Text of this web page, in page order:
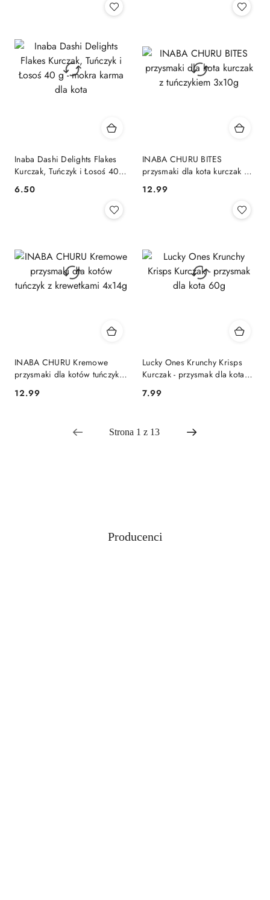
Inaba Dashi Delights Flakes
Kurczak, Tuńczyk i Łosoś 40 g
Cena:
6.50
INABA CHURU BITES
przysmaki dla kota kurczak z
Cena:
12.99
INABA CHURU Kremowe
przysmaki dla kotów tuńczyk z
Cena:
12.99
Lucky Ones Krunchy Krisps
Kurczak - przysmak dla kota
Cena:
7.99
Pomiń karuzelę producentów
Producenci